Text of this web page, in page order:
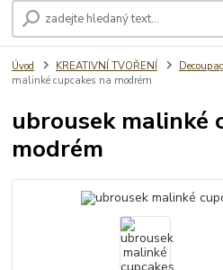
Úvod KREATIVNÍ TVOŘENÍ
malinké cupcakes na modrém
ubrousek malinké
modrém